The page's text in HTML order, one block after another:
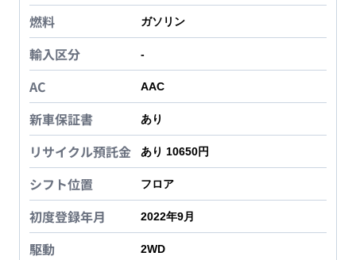
燃料 ガソリン
輸入区分 -
AC AAC
新車保証書 あり
リサイクル預託金 あり 10650円
シフト位置 フロア
初度登録年月 2022年9月
駆動 2WD